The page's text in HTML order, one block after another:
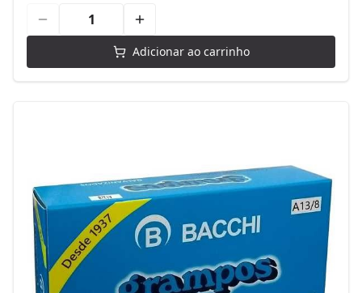
Adicionar ao carrinho